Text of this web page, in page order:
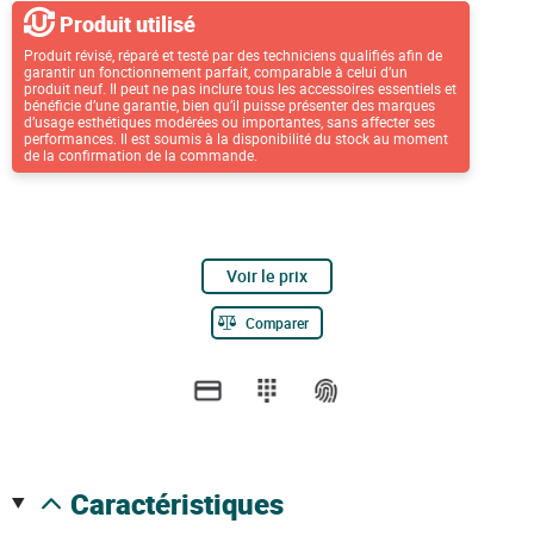
Produit utilisé
Produit révisé, réparé et testé par des techniciens qualifiés afin de
garantir un fonctionnement parfait, comparable à celui d’un
produit neuf. Il peut ne pas inclure tous les accessoires essentiels et
bénéficie d’une garantie, bien qu’il puisse présenter des marques
d’usage esthétiques modérées ou importantes, sans affecter ses
performances. Il est soumis à la disponibilité du stock au moment
de la confirmation de la commande.
Voir le prix
Comparer
caractéristiques